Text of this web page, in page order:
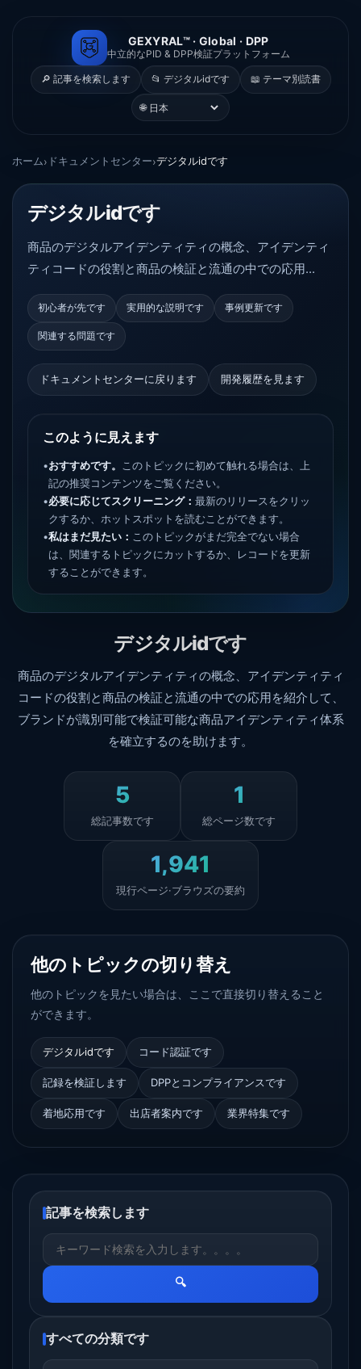
GEXYRAL™ · Global · DPP
中立的なPID & DPP検証プラットフォーム
🔎 記事を検索します 📂 デジタルidです 📖 テーマ別読書
🌐
ホーム› ドキュメントセンター›デジタルidです
デジタルidです
商品のデジタルアイデンティティの概念、アイデンティ
ティコードの役割と商品の検証と流通の中での応用...
初心者が先です 実用的な説明です 事例更新です
関連する問題です
ドキュメントセンターに戻ります 開発履歴を見ます
このように見えます
•おすすめです。
このトピックに初めて触れる場合は、上
記の推奨コンテンツをご覧ください。
•必要に応じてスクリーニング： 最新のリリースをクリッ
クするか、ホットスポットを読むことができます。
•私はまだ見たい： このトピックがまだ完全でない場合
は、関連するトピックにカットするか、レコードを更新
することができます。
デジタルidです
商品のデジタルアイデンティティの概念、アイデンティティ
コードの役割と商品の検証と流通の中での応用を紹介して、
ブランドが識別可能で検証可能な商品アイデンティティ体系
を確立するのを助けます。
5
総記事数です
1
総ページ数です
1,941
現行ページ·ブラウズの要約
他のトピックの切り替え
他のトピックを見たい場合は、ここで直接切り替えること
ができます。
デジタルidです コード認証です
記録を検証します DPPとコンプライアンスです
着地応用です 出店者案内です 業界特集です
記事を検索します
🔍
すべての分類です